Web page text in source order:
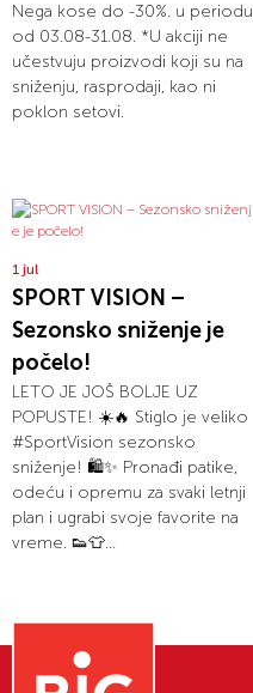
Nega kose do -30%. u periodu
od 03.08-31.08. *U akciji ne
učestvuju proizvodi koji su na
sniženju, rasprodaji, kao ni
poklon setovi.
1 jul
SPORT VISION –
Sezonsko sniženje je
počelo!
LETO JE JOŠ BOLJE UZ
POPUSTE! ☀️🔥 Stiglo je veliko
#SportVision sezonsko
sniženje! 🛍️✨ Pronađi patike,
odeću i opremu za svaki letnji
plan i ugrabi svoje favorite na
vreme. 👟👕...